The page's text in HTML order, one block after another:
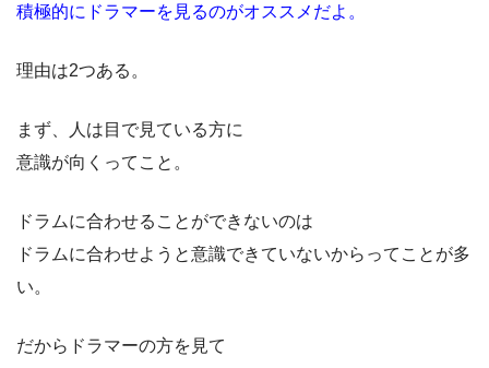
積極的にドラマーを見るのがオススメだよ。
理由は2つある。
まず、人は目で見ている方に
意識が向くってこと。
ドラムに合わせることができないのは
ドラムに合わせようと意識できていないからってことが多
い。
だからドラマーの方を見て